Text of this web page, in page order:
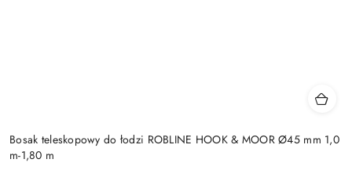
Bosak teleskopowy do łodzi ROBLINE HOOK & MOOR Ø45 mm 1,0
m-1,80 m